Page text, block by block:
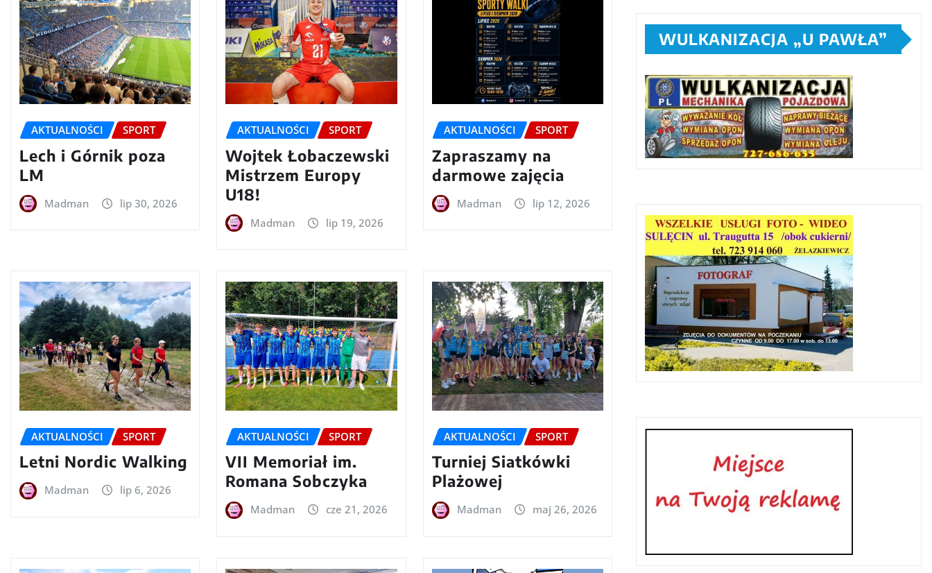
AKTUALNOŚCI SPORT
Lech i Górnik poza
LM
Madman lip 30, 2026
AKTUALNOŚCI SPORT
Wojtek Łobaczewski
Mistrzem Europy
U18!
Madman lip 19, 2026
AKTUALNOŚCI SPORT
Zapraszamy na
darmowe zajęcia
Madman lip 12, 2026
AKTUALNOŚCI SPORT
Letni Nordic Walking
Madman lip 6, 2026
AKTUALNOŚCI SPORT
VII Memoriał im.
Romana Sobczyka
Madman cze 21, 2026
AKTUALNOŚCI SPORT
Turniej Siatkówki
Plażowej
Madman maj 26, 2026
WULKANIZACJA „U PAWŁA”